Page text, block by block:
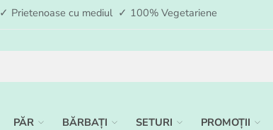
Prietenoase cu mediul ✓ 100% Vegetariene
PĂR BĂRBAȚI SETURI PROMOȚII